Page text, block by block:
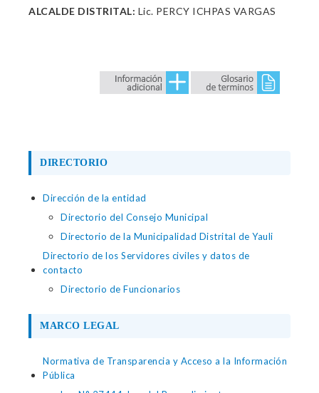
ALCALDE DISTRITAL: Lic. PERCY ICHPAS VARGAS
DIRECTORIO
Dirección de la entidad
Directorio del Consejo Municipal
Directorio de la Municipalidad Distrital de Yauli
Directorio de los Servidores civiles y datos de
contacto
Directorio de Funcionarios
MARCO LEGAL
Normativa de Transparencia y Acceso a la Información
Pública